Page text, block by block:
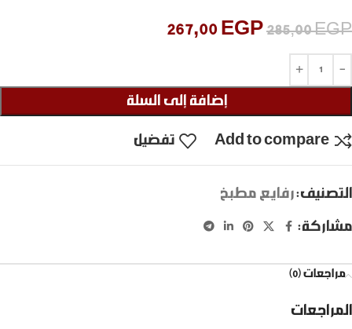
285,00EGP
267,00 EGP
إضافة إلى السلة
Add to compare تفضيل
التصنيف:رفايع مطبخ
مشاركة:
مراجعات (0)
المراجعات